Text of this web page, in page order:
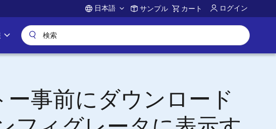
Account
日本語 サンプル カート ログイン
事前にダウンロード